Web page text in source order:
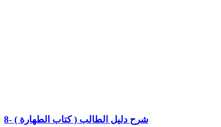
8- شرح دليل الطالب ( كتاب الطهارة )